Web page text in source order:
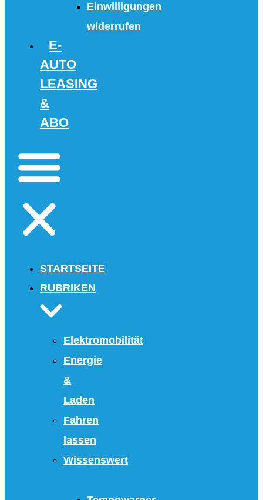
Einwilligungen
widerrufen
E-
AUTO
LEASING
&
ABO
STARTSEITE
RUBRIKEN
Elektromobilität
Energie
&
Laden
Fahren
lassen
Wissenswert